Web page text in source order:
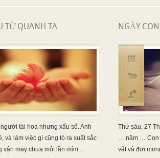
TỪ QUANH TA
tài hoa nhưng xấu số. Anh
và làm việc gì cũng tỏ ra xuất sắc
vận may chưa một lần mỉm...
NGÀY
Thứ sáu, 27
… năm … Con
vất vả đợi